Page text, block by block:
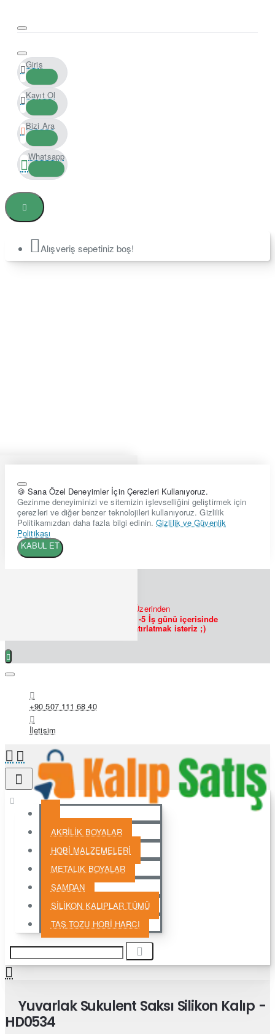
Giriş
Kayıt Ol
Bizi Ara
Whatsapp
Alışveriş sepetiniz boş!
🍪 Sana Özel Deneyimler İçin Çerezleri Kullanıyoruz.
Gezinme deneyiminizi ve sitemizin işlevselliğini geliştirmek için
çerezleri ve diğer benzer teknolojileri kullanıyoruz. Gizlilik
Politikamızdan daha fazla bilgi edinin.Gizlilik ve Güvenlik
Politikası
KABUL ET
Üzerinden
Siparişlerin 1-5 İş günü içerisinde
hazırlanmakta olduğunu hatırlatmak isteriz ;)
+90 507 111 68 40
İletişim
AKRİLİK BOYALAR
HOBİ MALZEMELERİ
METALIK BOYALAR
ŞAMDAN
SİLİKON KALIPLAR TÜMÜ
TAŞ TOZU HOBİ HARCI
Yuvarlak Sukulent Saksı Silikon Kalıp -
HD0534